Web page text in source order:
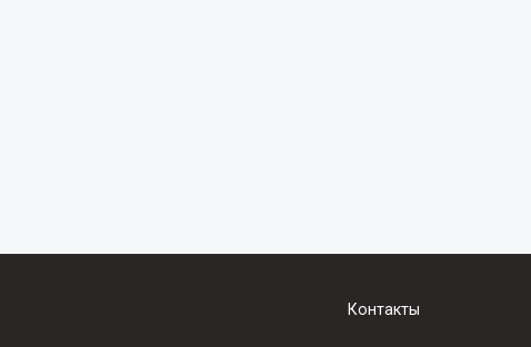
Контакты